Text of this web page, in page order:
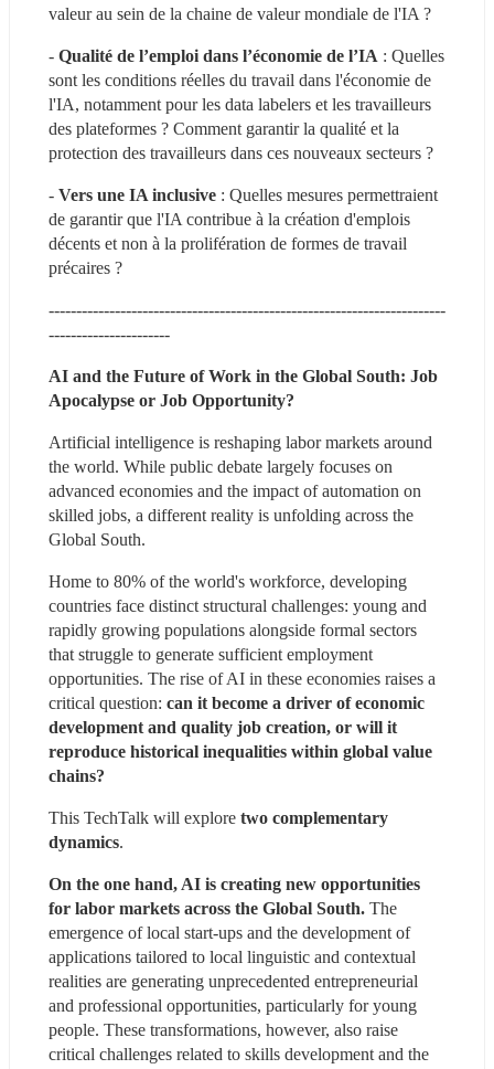
valeur au sein de la chaine de valeur mondiale de l'IA ?
- Qualité de l’emploi dans l’économie de l’IA : Quelles
sont les conditions réelles du travail dans l'économie de
l'IA, notamment pour les data labelers et les travailleurs
des plateformes ? Comment garantir la qualité et la
protection des travailleurs dans ces nouveaux secteurs ?
- Vers une IA inclusive : Quelles mesures permettraient
de garantir que l'IA contribue à la création d'emplois
décents et non à la prolifération de formes de travail
précaires ?
------------------------------------------------------------------------
----------------------
AI and the Future of Work in the Global South: Job
Apocalypse or Job Opportunity?
Artificial intelligence is reshaping labor markets around
the world. While public debate largely focuses on
advanced economies and the impact of automation on
skilled jobs, a different reality is unfolding across the
Global South.
Home to 80% of the world's workforce, developing
countries face distinct structural challenges: young and
rapidly growing populations alongside formal sectors
that struggle to generate sufficient employment
opportunities. The rise of AI in these economies raises a
critical question: can it become a driver of economic
development and quality job creation, or will it
reproduce historical inequalities within global value
chains?
This TechTalk will explore two complementary
dynamics.
On the one hand, AI is creating new opportunities
for labor markets across the Global South. The
emergence of local start-ups and the development of
applications tailored to local linguistic and contextual
realities are generating unprecedented entrepreneurial
and professional opportunities, particularly for young
people. These transformations, however, also raise
critical challenges related to skills development and the